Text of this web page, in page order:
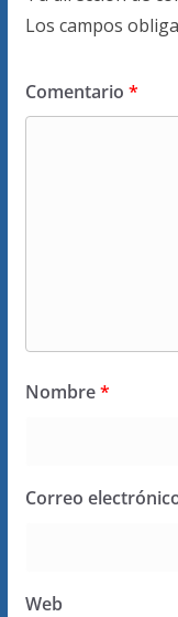
Los campos
Comentario *
Nombre*
Correo
Web